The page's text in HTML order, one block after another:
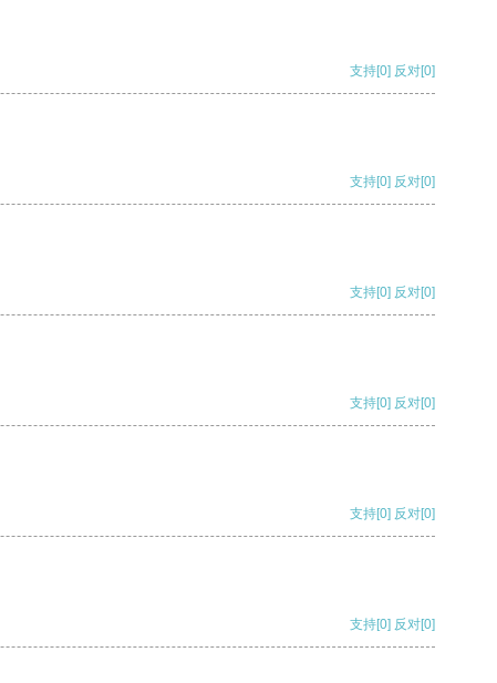
支持[0] 反对[0]
支持[0] 反对[0]
支持[0] 反对[0]
支持[0] 反对[0]
支持[0] 反对[0]
支持[0] 反对[0]